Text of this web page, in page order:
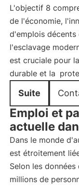
L'objectif 8
de l'économie,
d'emplois
l'esclavage
est cruciale pour
durable et la
Suite
Emploi et
actuelle
Dans le monde
est étroitement
Selon les
millions de